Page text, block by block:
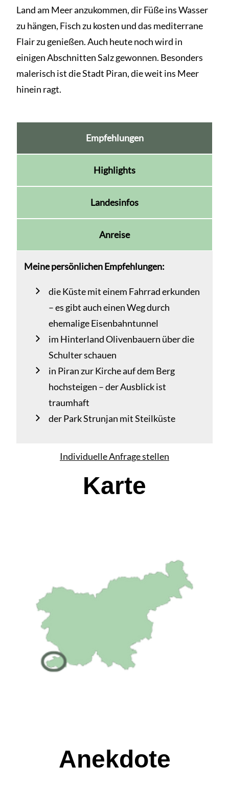
Land am Meer anzukommen, dir Füße ins Wasser
zu hängen, Fisch zu kosten und das mediterrane
Flair zu genießen. Auch heute noch wird in
einigen Abschnitten Salz gewonnen. Besonders
malerisch ist die Stadt Piran, die weit ins Meer
hinein ragt.
Empfehlungen
Highlights
Landesinfos
Anreise
Meine persönlichen Empfehlungen:
die Küste mit einem Fahrrad erkunden
– es gibt auch einen Weg durch
ehemalige Eisenbahntunnel
im Hinterland Olivenbauern über die
Schulter schauen
in Piran zur Kirche auf dem Berg
hochsteigen – der Ausblick ist
traumhaft
der Park Strunjan mit Steilküste
Individuelle Anfrage stellen
Karte
Anekdote